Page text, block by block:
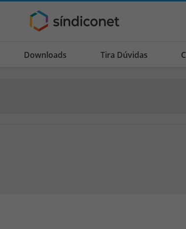
Downloads Tira Dúvidas